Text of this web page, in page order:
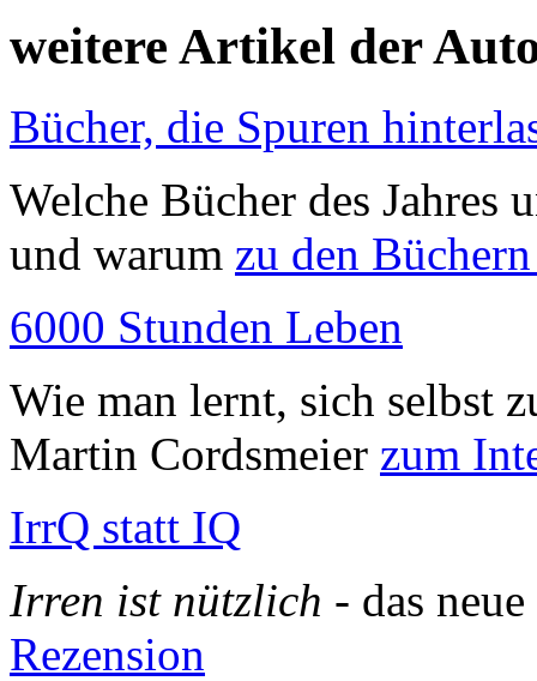
weitere Artikel der
Bücher, die Spuren
Welche Bücher des Jahres
und warum zu den
6000 Stunden Leben
Wie man lernt, sich selbst
Martin Cordsmeier zum
IrrQ statt IQ
Irren ist nützlich - das
Rezension